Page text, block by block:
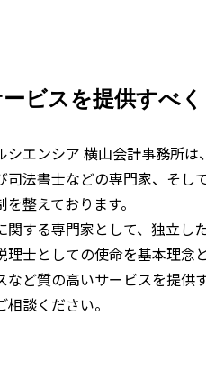
ビスを提供すべく
シエンシア 横山会計事務所
司法書士などの専門家、そし
整えております。
関する専門家として、独立
理士としての使命を基本理
ど質の高いサービスを提供
談ください。